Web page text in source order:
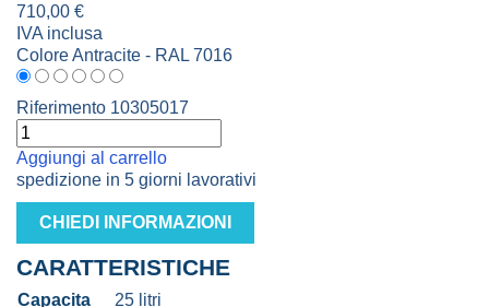
710,00 €
IVA inclusa
ColoreAntracite - RAL 7016
Riferimento 10305017
Aggiungi al carrello
spedizione in 5 giorni lavorativi
CHIEDI INFORMAZIONI
CARATTERISTICHE
Capacita
25 litri